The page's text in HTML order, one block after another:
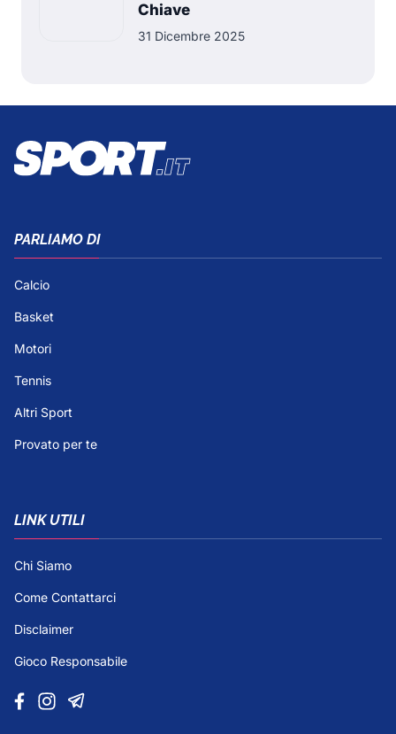
Chiave
31 Dicembre 2025
PARLIAMO DI
Calcio
Basket
Motori
Tennis
Altri Sport
Provato per te
LINK UTILI
Chi Siamo
Come Contattarci
Disclaimer
Gioco Responsabile